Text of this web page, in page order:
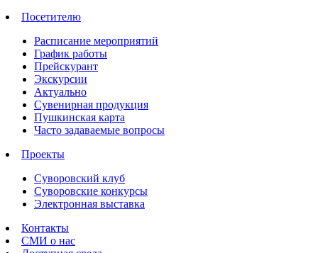
Посетителю
Расписание мероприятий
График работы
Прейскурант
Экскурсии
Актуально
Сувенирная продукция
Пушкинская карта
Часто задаваемые вопросы
Проекты
Суворовский клуб
Суворовские конкурсы
Электронная выставка
Контакты
СМИ о нас